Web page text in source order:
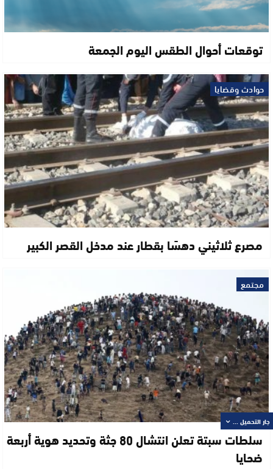
توقعات أحوال الطقس اليوم الجمعة
حوادث وقضايا
مصرع ثلاثيني دهسًا بقطار عند مدخل القصر الكبير
مجتمع
سلطات سبتة تعلن انتشال 80 جثة وتحديد هوية أربعة
ضحايا
جار التحميل ...